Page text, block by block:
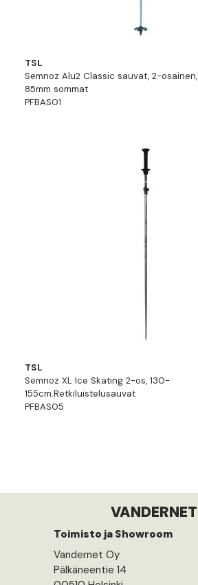
TSL
Semnoz Alu2 Classic sauvat, 2-
85mm sommat
PFBAS01
TSL
Semnoz XL Ice Skating 2-os, 130-
155cm.Retkiluistelusauvat
PFBAS05
VANDERNET
Toimisto ja Showroom
Vandernet Oy
Pälkäneentie 14